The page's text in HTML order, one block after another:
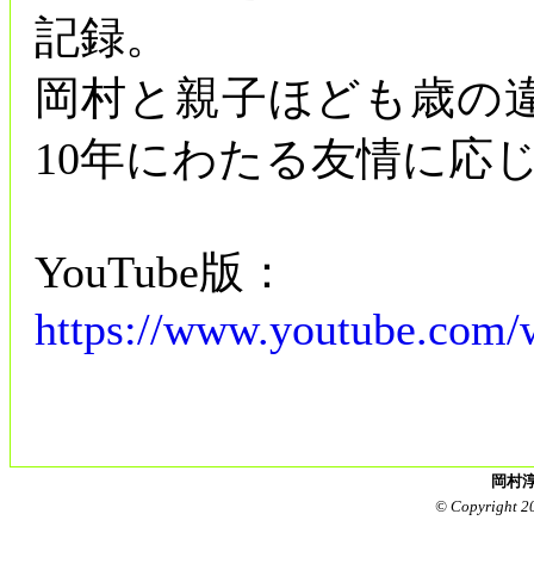
記録。
岡村と親子ほども歳の
10年にわたる友情に
YouTube版：
https://www.youtube.com/
岡村
© Copyright